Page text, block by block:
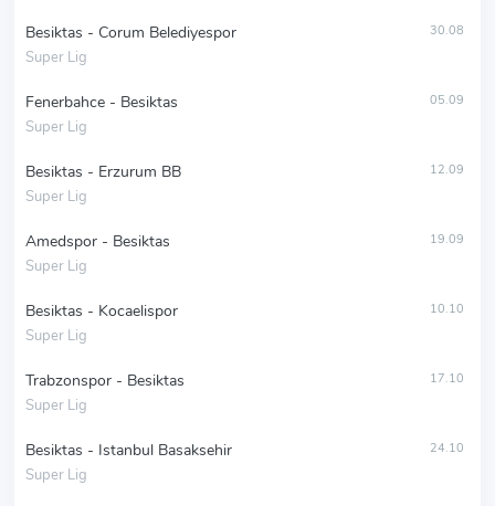
Besiktas - Corum Belediyespor
Super Lig
30.08
Fenerbahce - Besiktas
Super Lig
05.09
Besiktas - Erzurum BB
Super Lig
12.09
Amedspor - Besiktas
Super Lig
19.09
Besiktas - Kocaelispor
Super Lig
10.10
Trabzonspor - Besiktas
Super Lig
17.10
Besiktas - Istanbul Basaksehir
Super Lig
24.10